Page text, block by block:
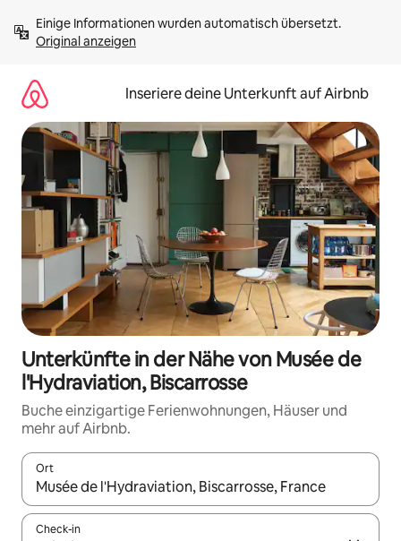
Inhalten
springenOriginal anzeigen
Inseriere deine Unterkunft auf Airbnb
Unterkünfte in der Nähe von Musée de
l'Hydraviation, Biscarrosse
Buche einzigartige Ferienwohnungen, Häuser und
mehr auf Airbnb.
Ort
Wenn Ergebnisse verfügbar sind, navigiere mit den
Check-in